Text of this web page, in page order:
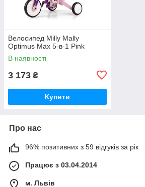
Велосипед Milly Mally
Optimus Max 5-в-1 Pink
В наявності
3 173 ₴
Купити
Про нас
96% позитивних з 59 відгуків за рік
Працює з 03.04.2014
м. Львів